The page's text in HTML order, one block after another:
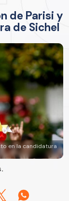
de Parisi y
de Sichel
en la candidatura